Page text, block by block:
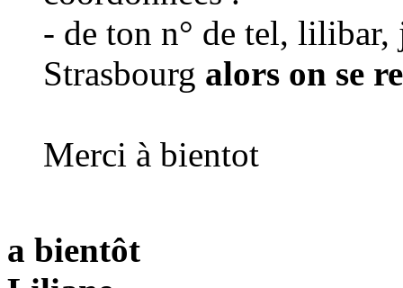
- de ton n° de tel, lilibar,
Strasbourg alors on se
Merci à bientot
a bientôt